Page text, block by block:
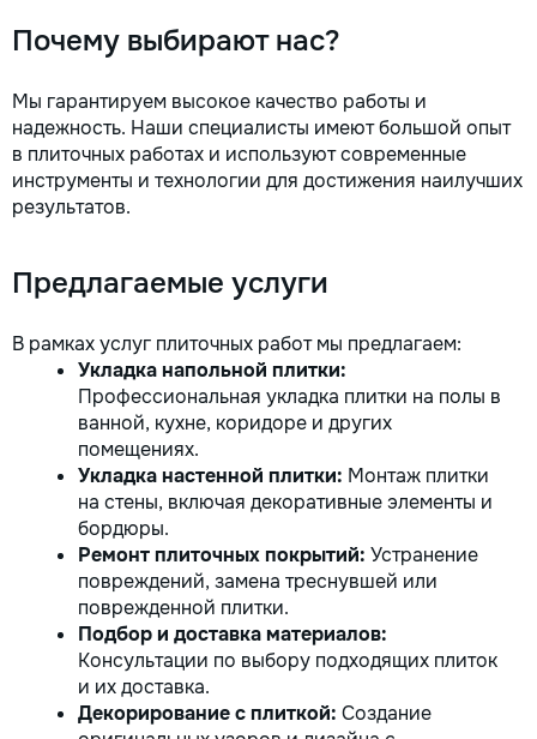
Почему выбирают нас?
Мы гарантируем высокое качество работы и
надежность. Наши специалисты имеют большой опыт
в плиточных работах и используют современные
инструменты и технологии для достижения наилучших
результатов.
Предлагаемые услуги
В рамках услуг плиточных работ мы предлагаем:
Укладка напольной плитки:
Профессиональная укладка плитки на полы в
ванной, кухне, коридоре и других
помещениях.
Укладка настенной плитки: Монтаж плитки
на стены, включая декоративные элементы и
бордюры.
Ремонт плиточных покрытий: Устранение
повреждений, замена треснувшей или
поврежденной плитки.
Подбор и доставка материалов:
Консультации по выбору подходящих плиток
и их доставка.
Декорирование с плиткой: Создание